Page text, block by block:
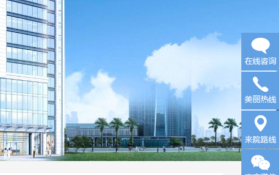
在线咨
询
来院路